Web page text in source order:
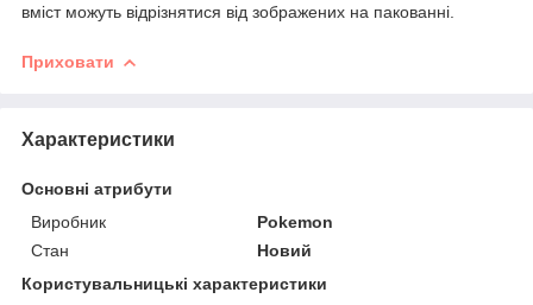
вміст можуть відрізнятися від зображених на пакованні.
Приховати
Характеристики
Основні атрибути
Виробник
Pokemon
Стан
Новий
Користувальницькі характеристики